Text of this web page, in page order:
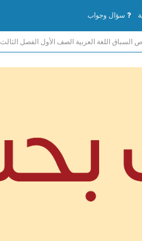
سؤال وجواب
السباق اللغة العربية الصف الأول الفصل الثالث